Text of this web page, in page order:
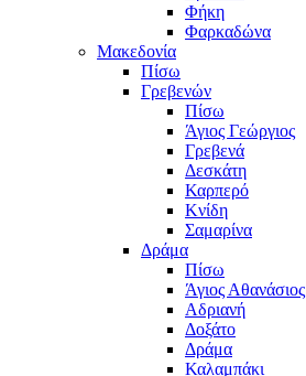
Φήκη
Φαρκαδώνα
Μακεδονία
Πίσω
Γρεβενών
Πίσω
Άγιος Γεώργιος
Γρεβενά
Δεσκάτη
Καρπερό
Κνίδη
Σαμαρίνα
Δράμα
Πίσω
Άγιος Αθανάσιος
Αδριανή
Δοξάτο
Δράμα
Καλαμπάκι